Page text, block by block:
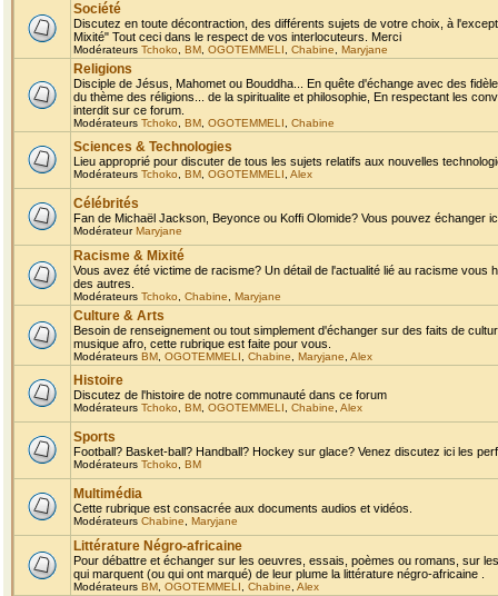
Société
Discutez en toute décontraction, des différents sujets de votre choix, à
Mixité" Tout ceci dans le respect de vos interlocuteurs. Merci
Modérateurs Tchoko BM OGOTEMMELI Chabine Maryjane
Religions
Disciple de Jésus, Mahomet ou Bouddha... En quête d'échange avec des
du thème des réligions... de la spiritualite et philosophie, En respectant les
interdit sur ce forum.
Modérateurs Tchoko BM OGOTEMMELI Chabine
Sciences & Technologies
Lieu approprié pour discuter de tous les sujets relatifs aux nouvelles
Modérateurs Tchoko BM OGOTEMMELI Alex
Célébrités
Fan de Michaël Jackson, Beyonce ou Koffi Olomide? Vous pouvez échanger
ModérateurMaryjane
Racisme & Mixité
Vous avez été victime de racisme? Un détail de l'actualité lié au racisme
des autres.
Modérateurs Tchoko Chabine Maryjane
Culture & Arts
Besoin de renseignement ou tout simplement d'échanger sur des faits de
musique afro, cette rubrique est faite pour vous.
Modérateurs BM OGOTEMMELI Chabine Maryjane Alex
Histoire
Discutez de l'histoire de notre communauté dans ce forum
Modérateurs Tchoko BM OGOTEMMELI Chabine Alex
Sports
Football? Basket-ball? Handball? Hockey sur glace? Venez discutez ici les
Modérateurs Tchoko BM
Multimédia
Cette rubrique est consacrée aux documents audios et vidéos.
Modérateurs Chabine Maryjane
Littérature Négro-africaine
Pour débattre et échanger sur les oeuvres, essais, poèmes ou romans, sur
qui marquent (ou qui ont marqué) de leur plume la littérature négro-africaine .
Modérateurs BM OGOTEMMELI Chabine Alex